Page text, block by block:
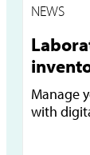
NEWS
Manage
with